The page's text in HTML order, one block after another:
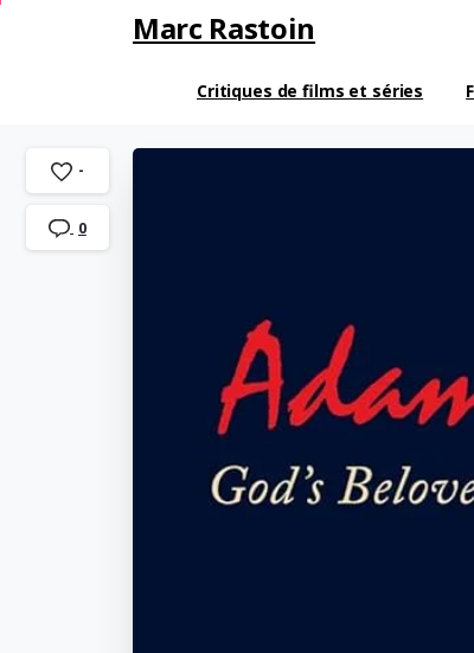
Marc Rastoin
Critiques de films et séries
-
0